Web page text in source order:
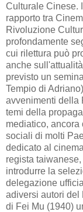
Culturale Cinese.
rapporto tra
Rivoluzione
profondamente
cui rilettura può
anche
previsto un
Tempio di
avvenimenti della
temi della
mediatico,
sociali di molti
dedicato al
regista
introdurre la
delegazione
adiversi autori del
di Fei Mu (1940)